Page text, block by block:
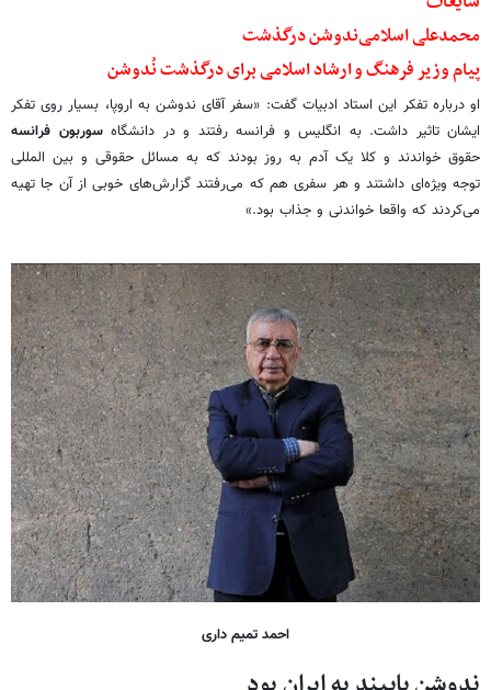
محمدعلی اسلامی‌ندوشن درگذشت
پیام وزیر فرهنگ و ارشاد اسلامی برای درگذشت نُدوشن
او درباره تفکر این استاد ادبیات گفت: «سفر آقای ندوشن به اروپا، بسیار روی تفکر
ایشان تاثیر داشت. به انگلیس و فرانسه رفتند و در دانشگاهسوربون فرانسه
حقوق خواندند و کلا یک آدم به روز بودند که به مسائل حقوقی و بین المللی
توجه ویژه‌ای داشتند و هر سفری هم که می‌رفتند گزارش‌های خوبی از آن جا تهیه
می‌کردند که واقعا خواندنی و جذاب بود.»
احمد تمیم داری